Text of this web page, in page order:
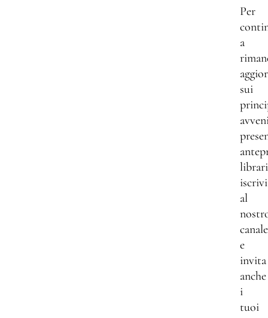
Per
a
sui
al
canale
e
invita
anche
i
tuoi